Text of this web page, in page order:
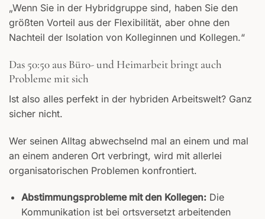
„Wenn Sie in der Hybridgruppe sind, haben Sie den
größten Vorteil aus der Flexibilität, aber ohne den
Nachteil der Isolation von Kolleginnen und Kollegen.“
Das 50:50 aus Büro- und Heimarbeit bringt auch
Probleme mit sich
Ist also alles perfekt in der hybriden Arbeitswelt? Ganz
sicher nicht.
Wer seinen Alltag abwechselnd mal an einem und mal
an einem anderen Ort verbringt, wird mit allerlei
organisatorischen Problemen konfrontiert.
Abstimmungsprobleme mit den Kollegen:Die
Kommunikation ist bei ortsversetzt arbeitenden